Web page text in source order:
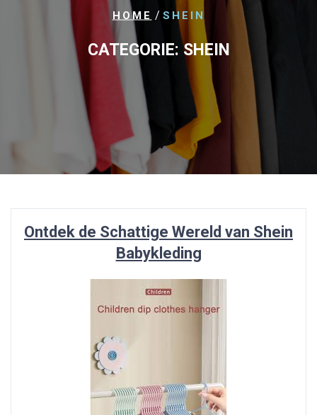
HOME / SHEIN
CATEGORIE:SHEIN
Ontdek de Schattige Wereld van Shein
Babykleding